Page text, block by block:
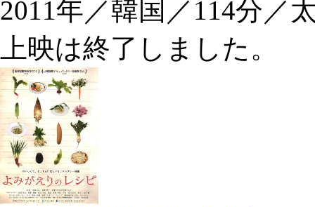
2011年／韓国／114分／
上映は終了しました。